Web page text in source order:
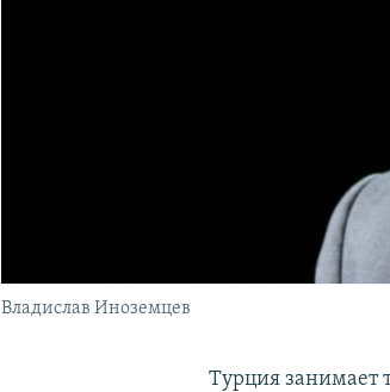
Владислав Иноземцев
Турция занимает